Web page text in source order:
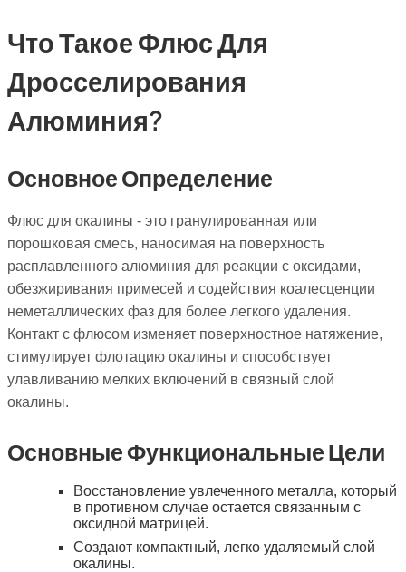
Что Такое Флюс Для
Дросселирования
Алюминия?
Основное Определение
Флюс для окалины - это гранулированная или
порошковая смесь, наносимая на поверхность
расплавленного алюминия для реакции с оксидами,
обезжиривания примесей и содействия коалесценции
неметаллических фаз для более легкого удаления.
Контакт с флюсом изменяет поверхностное натяжение,
стимулирует флотацию окалины и способствует
улавливанию мелких включений в связный слой
окалины.
Основные Функциональные Цели
Восстановление увлеченного металла, который
в противном случае остается связанным с
оксидной матрицей.
Создают компактный, легко удаляемый слой
окалины.